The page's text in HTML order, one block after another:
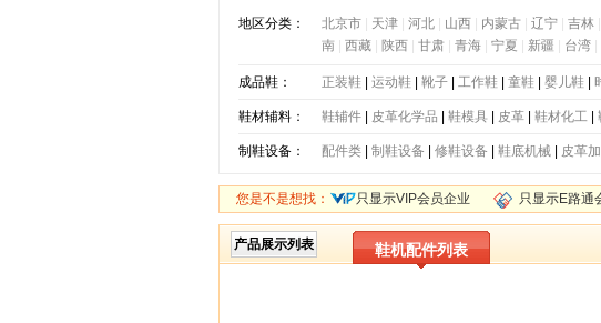
地区分类： 北京市| 天津| 河北| 山西| 内蒙古| 辽宁| 吉林|
南| 西藏| 陕西| 甘肃| 青海| 宁夏 新疆 台湾|
成品鞋： 正装鞋| 运动鞋| 靴子| 工作鞋| 童鞋| 婴儿鞋|
鞋材辅料： 鞋辅件| 皮革化学品 鞋模具 皮革| 鞋材化工|
制鞋设备： 配件类| 制鞋设备 修鞋设备 鞋底机械| 皮革
您是不是想找： 只显示VIP会员企业 只显示E路通
产品展示列表 鞋机配件列表